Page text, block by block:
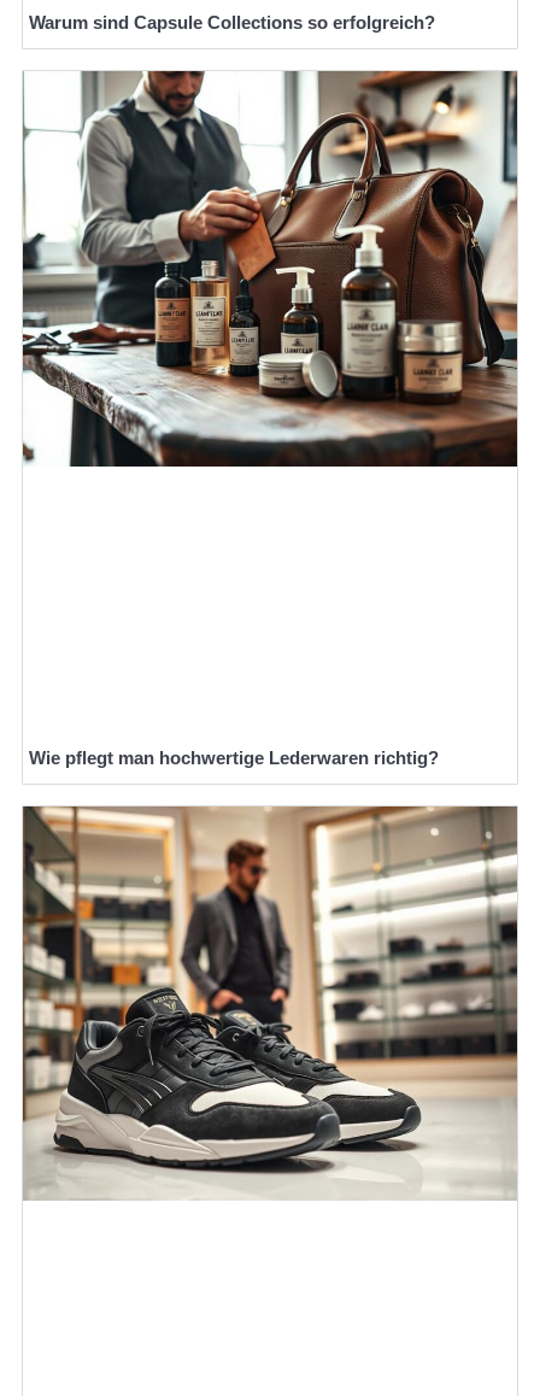
Warum sind Capsule Collections so erfolgreich?
Wie pflegt man hochwertige Lederwaren richtig?